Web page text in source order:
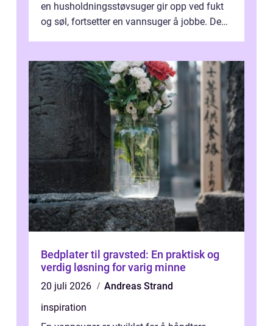
en husholdningsstøvsuger gir opp ved fukt
og søl, fortsetter en vannsuger å jobbe. Den
Bedplater til gravsted: En praktisk og
verdig løsning for varig minne
20 juli 2026
Andreas Strand
inspiration